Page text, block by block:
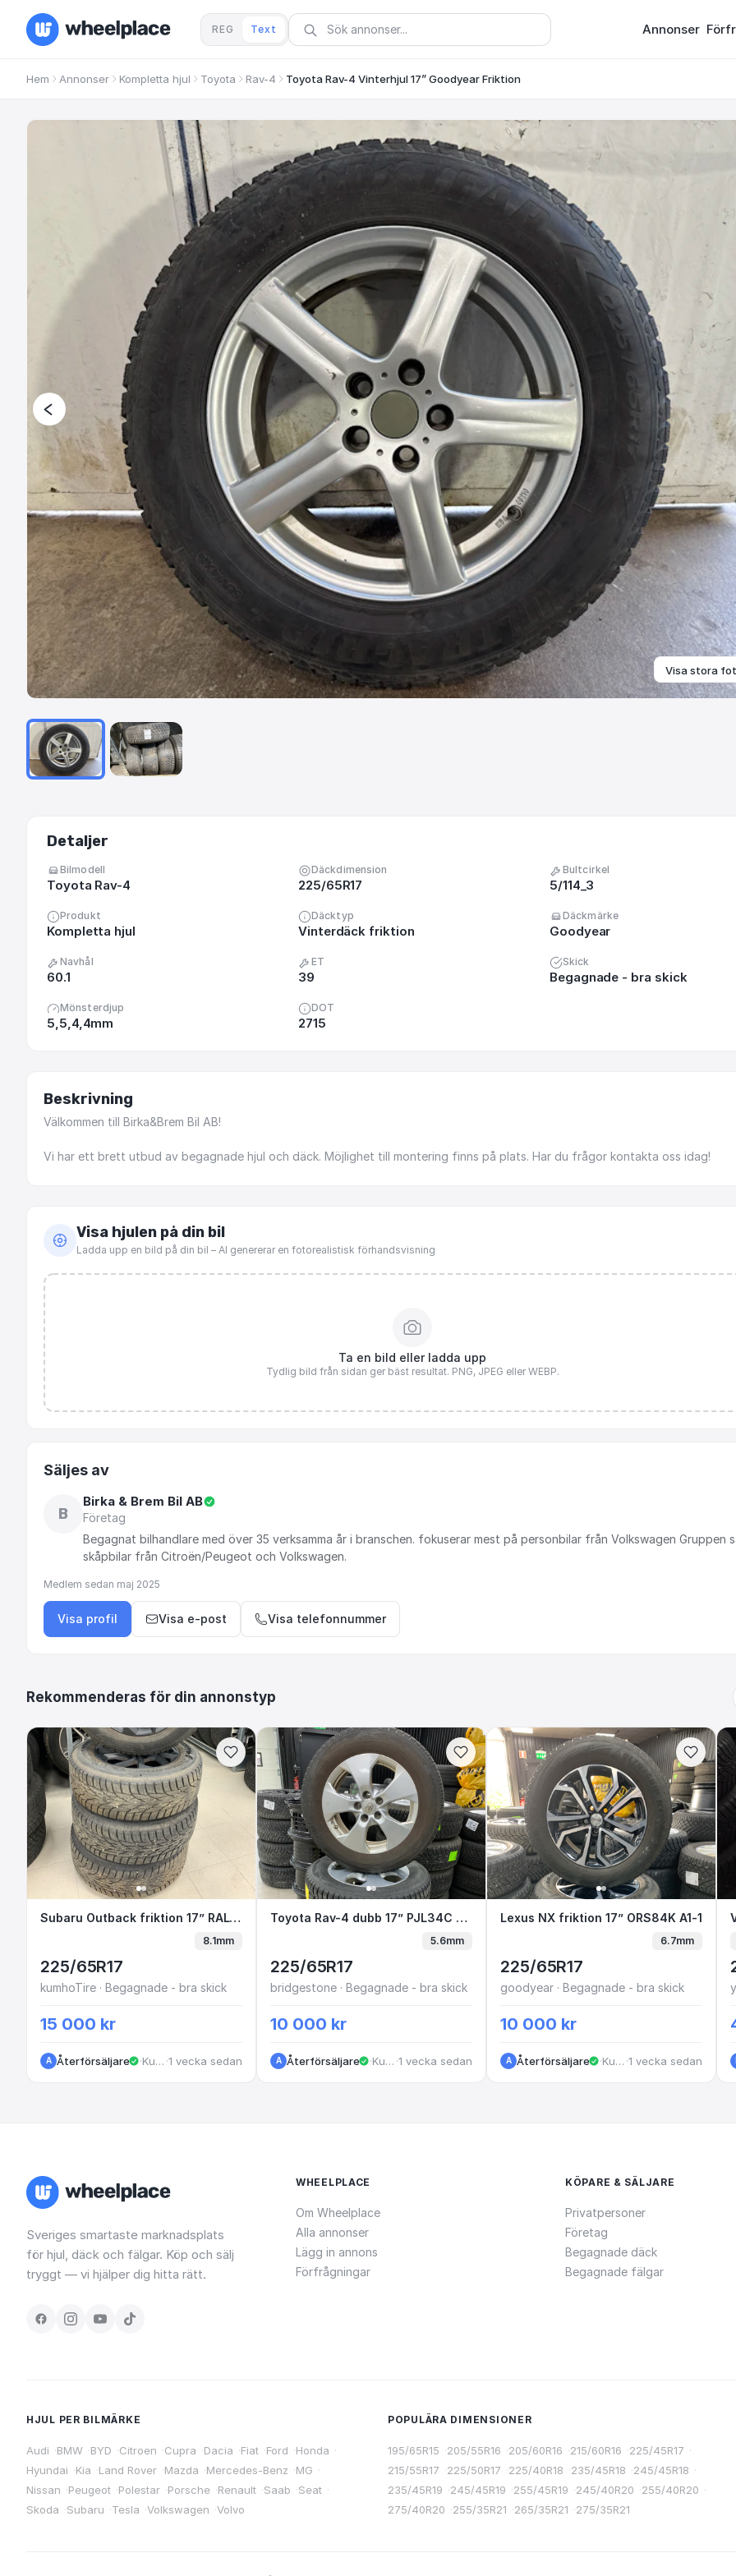
REG Text Annonser
Hem Annonser Kompletta hjul Toyota Rav-4 Toyota Rav-4 Vinterhjul 17” Goodyear Friktion
Visa stora
Detaljer
Bilmodell
Toyota Rav-4
Däckdimension
225/65R17
Bultcirkel
5/114_3
Produkt
Kompletta hjul
Däcktyp
Vinterdäck friktion
Däckmärke
Goodyear
Navhål
60.1
ET
39
Skick
Begagnade - bra skick
Mönsterdjup
5,5,4,4mm
DOT
2715
Beskrivning
Välkommen till Birka&Brem Bil AB!
Vi har ett brett utbud av begagnade hjul och däck. Möjlighet till montering finns på plats. Har du frågor kontakta oss idag!
Visa hjulen på din bil
Ladda upp en bild på din bil – AI genererar en fotorealistisk förhandsvisning
Ta en bild eller ladda upp
Tydlig bild från sidan ger bäst resultat. PNG, JPEG eller WEBP.
Säljes av
B
Birka & Brem Bil AB
Företag
Begagnat bilhandlare med över 35 verksamma år i branschen. fokuserar mest på personbilar från Volkswagen Gruppen
skåpbilar från Citroën​/​Peugeot och Volkswagen.
Medlem sedan maj 2025
Visa profil Visa e-post Visa telefonnummer
Rekommenderas för din annonstyp
Subaru Outback friktion 17” RAL114 G1-5
Subaru Outback friktion 17” RAL114 G1-5
8.1mm
225/65R17
kumhoTire · Begagnade - bra skick
15 000 kr
A Återförsäljare · Kungälv ·1 vecka sedan
Toyota Rav-4 dubb 17” PJL34C E1-8
Toyota Rav-4 dubb 17” PJL34C E1-8
5.6mm
225/65R17
bridgestone · Begagnade - bra skick
10 000 kr
A Återförsäljare · Kungälv ·1 vecka sedan
Lexus NX friktion 17”
Lexus NX friktion 17” ORS84K A1-1
6.7mm
225/65R17
goodyear · Begagnade - bra skick
10 000 kr
A Återförsäljare · Kungälv ·1 vecka sedan
Sveriges smartaste marknadsplats
för hjul, däck och fälgar. Köp och sälj
tryggt — vi hjälper dig hitta rätt.
WHEELPLACE
Om Wheelplace
Alla annonser
Lägg in annons
Förfrågningar
KÖPARE & SÄLJARE
Privatpersoner
Företag
Begagnade däck
Begagnade fälgar
HJUL PER BILMÄRKE
Audi ·BMW ·BYD ·Citroen ·Cupra ·Dacia ·Fiat ·Ford ·Honda ·
Hyundai ·Kia ·Land Rover ·Mazda ·Mercedes-Benz ·MG ·
Nissan ·Peugeot ·Polestar ·Porsche ·Renault ·Saab ·Seat ·
Skoda ·Subaru ·Tesla ·Volkswagen ·Volvo
POPULÄRA DIMENSIONER
195/65R15 ·205/55R16 ·205/60R16 ·215/60R16 ·225/45R17 ·
215/55R17 ·225/50R17 ·225/40R18 ·235/45R18 ·245/45R18 ·
235/45R19 ·245/45R19 ·255/45R19 ·245/40R20 ·255/40R20 ·
275/40R20 ·255/35R21 ·265/35R21 ·275/35R21